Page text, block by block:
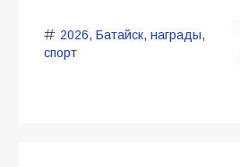
2026, Батайск, награды,
спорт